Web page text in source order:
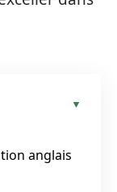
anglais